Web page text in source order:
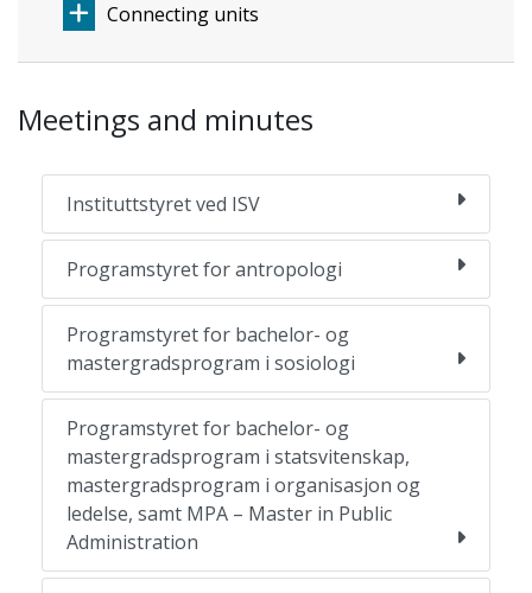
Connecting units
Meetings and minutes
Instituttstyret ved ISV
Programstyret for antropologi
Programstyret for bachelor- og
mastergradsprogram i sosiologi
Programstyret for bachelor- og
mastergradsprogram i statsvitenskap,
mastergradsprogram i organisasjon og
ledelse, samt MPA – Master in Public
Administration